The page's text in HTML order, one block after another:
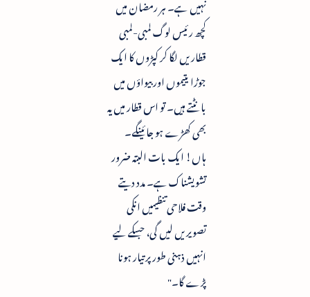
کچھ رئیس لوگ لمبی-لمبی
قطاریں لگا کر کپڑوں کا ایک
جوڑا یتیموں اور بیواؤں میں
بانٹتے ہیں۔ تو اس قطار میں یہ
بھی کھڑے ہو جائینگے۔
ہاں! ایک بات البتہ ضرور
تشویشناک ہے۔ مدد دیتے
وقت فلاحی تنظیمیں انکی
تصویریں لیں گی، جسکے لیے
انہیں ذہنی طور پر تیار ہونا
پڑے گا۔"